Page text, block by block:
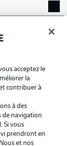
acceptez le
la
contribuer à
à des
de navigation
Si vous
prendront en
et nos